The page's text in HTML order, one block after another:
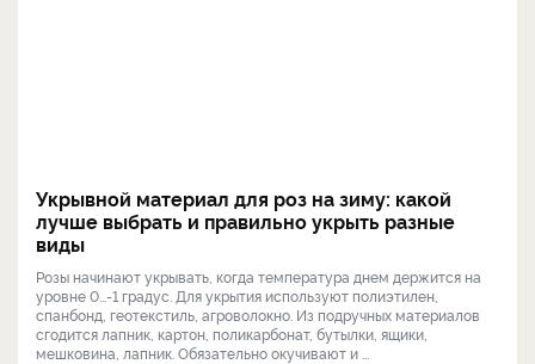
Укрывной материал для роз на зиму: какой
лучше выбрать и правильно укрыть разные
виды
Розы начинают укрывать, когда температура днем держится на
уровне 0...-1 градус. Для укрытия используют полиэтилен,
спанбонд, геотекстиль, агроволокно. Из подручных материалов
сгодится лапник, картон, поликарбонат, бутылки, ящики,
мешковина, лапник. Обязательно окучивают и ...